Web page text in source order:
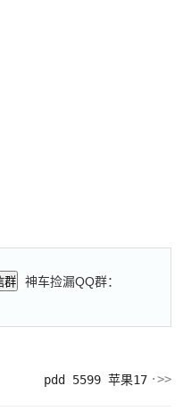
群
神车捡漏QQ群：
pdd 5599 苹果17